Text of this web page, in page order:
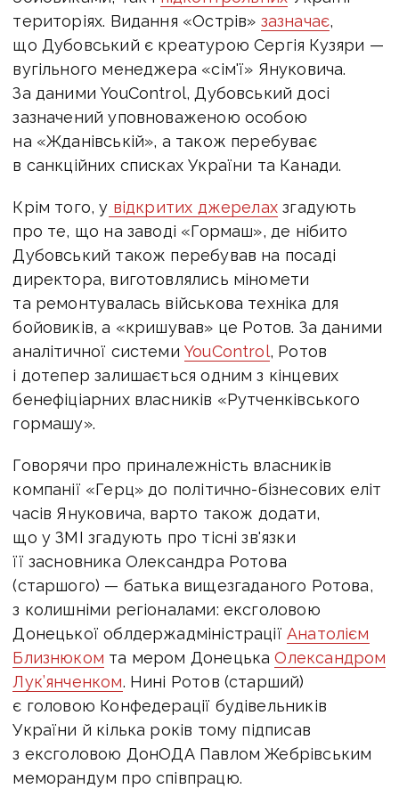
територіях. Видання «Острів» зазначає,
що Дубовський є креатурою Сергія Кузяри —
вугільного менеджера «сім'ї» Януковича.
За даними YouControl, Дубовський досі
зазначений уповноваженою особою
на «Жданівській», а також перебуває
в санкційних списках України та Канади.
Крім того, у відкритих джерелахзгадують
про те, що на заводі «Гормаш», де нібито
Дубовський також перебував на посаді
директора, виготовлялись міномети
та ремонтувалась військова техніка для
бойовиків, а «кришував» це Ротов. За даними
аналітичної системи YouControl, Ротов
і дотепер залишається одним з кінцевих
бенефіціарних власників «Рутченківського
гормашу».
Говорячи про приналежність власників
компанії «Герц» до політично-бізнесових еліт
часів Януковича, варто також додати,
що у ЗМІ згадують про тісні зв'язки
її засновника Олександра Ротова
(старшого) — батька вищезгаданого Ротова,
з колишніми регіоналами: ексголовою
Донецької облдержадміністрації Анатолієм
Близнюком та мером ДонецькаОлександром
Лук’янченком. Нині Ротов (старший)
є головою Конфедерації будівельників
України й кілька років тому підписав
з ексголовою ДонОДА Павлом Жебрівським
меморандум про співпрацю.